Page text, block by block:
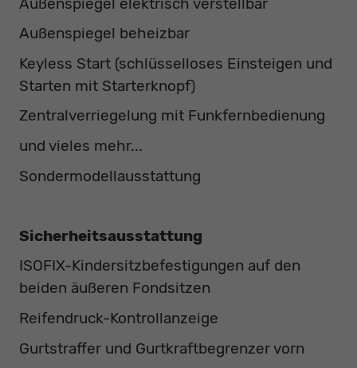
Außenspiegel beheizbar
Keyless Start (schlüsselloses Einsteigen und
Starten mit Starterknopf)
Zentralverriegelung mit Funkfernbedienung
und vieles mehr...
Sondermodellausstattung
Sicherheitsausstattung
ISOFIX-Kindersitzbefestigungen auf den
beiden äußeren Fondsitzen
Reifendruck-Kontrollanzeige
Gurtstraffer und Gurtkraftbegrenzer vorn